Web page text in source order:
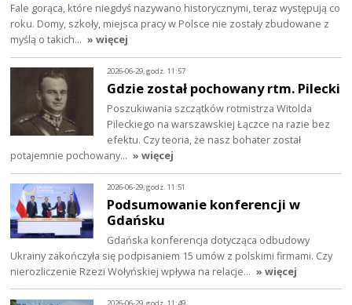
Fale gorąca, które niegdyś nazywano historycznymi, teraz występują co
roku. Domy, szkoły, miejsca pracy w Polsce nie zostały zbudowane z
myślą o takich… » więcej
2026-06-29, godz. 11:57
Gdzie został pochowany rtm. Pilecki
Poszukiwania szczątków rotmistrza Witolda
Pileckiego na warszawskiej Łączce na razie bez
efektu. Czy teoria, że nasz bohater został
potajemnie pochowany… » więcej
2026-06-29, godz. 11:51
Podsumowanie konferencji w
Gdańsku
Gdańska konferencja dotycząca odbudowy
Ukrainy zakończyła się podpisaniem 15 umów z polskimi firmami. Czy
nierozliczenie Rzezi Wołyńskiej wpływa na relacje… » więcej